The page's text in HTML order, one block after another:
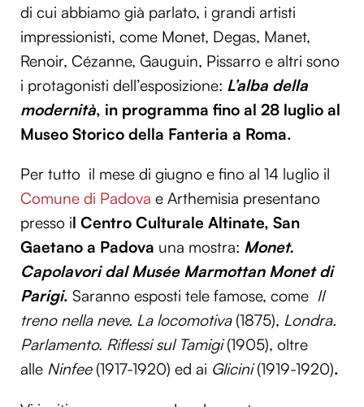
di cui abbiamo già parlato, i grandi artisti
impressionisti, come Monet, Degas, Manet,
Renoir, Cézanne, Gauguin, Pissarro e altri sono
i protagonisti dell’esposizione: L’alba della
modernità, in programma fino al 28 luglio al
Museo Storico della Fanteria a Roma.
Per tutto il mese di giugno e fino al 14 luglio il
Comune di Padova e Arthemisia presentano
presso il Centro Culturale Altinate, San
Gaetano a Padova una mostra: Monet.
Capolavori dal Musée Marmottan Monet di
Parigi. Saranno esposti tele famose, come Il
treno nella neve. La locomotiva(1875), Londra.
Parlamento. Riflessi sul Tamigi(1905), oltre
alle Ninfee(1917-1920) ed ai Glicini(1919-1920).